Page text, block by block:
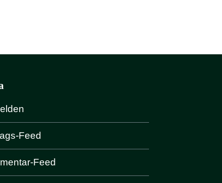
Feed
Feed